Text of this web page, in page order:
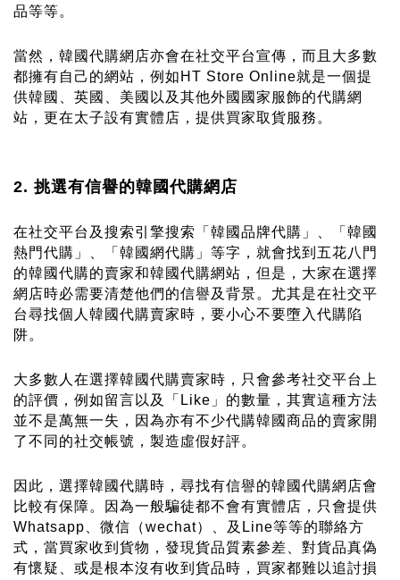
品等等。
當然，韓國代購網店亦會在社交平台宣傳，而且大多數
都擁有自己的網站，例如HT Store Online就是一個提
供韓國、英國、美國以及其他外國國家服飾的代購網
站，更在太子設有實體店，提供買家取貨服務。
2. 挑選有信譽的韓國代購網店
在社交平台及搜索引擎搜索「 韓國品牌代購 」、「 韓國
熱門代購 」、「 韓國網代購 」等字，就會找到五花八門
的韓國代購的賣家和韓國代購網站，但是，大家在選擇
網店時必需要清楚他們的信譽及背景。尤其是在社交平
台尋找個人韓國代購賣家時，要小心不要墮入代購陷
阱。
大多數人在選擇韓國代購賣家時，只會參考社交平台上
的評價，例如留言以及「Like」的數量，其實這種方法
並不是萬無一失，因為亦有不少代購韓國商品的賣家開
了不同的社交帳號，製造虛假好評。
因此，選擇韓國代購時，尋找有信譽的韓國代購網店會
比較有保障。因為一般騙徒都不會有實體店，只會提供
Whatsapp、微信（wechat）、及Line等等的聯絡方
式，當買家收到貨物，發現貨品質素參差、對貨品真偽
有懷疑、或是根本沒有收到貨品時，買家都難以追討損